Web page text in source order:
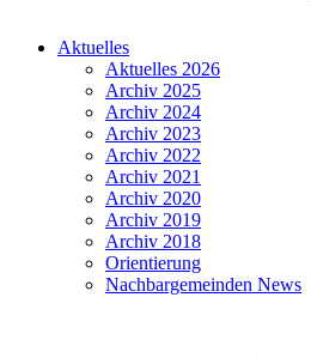
Aktuelles
Aktuelles 2026
Archiv 2025
Archiv 2024
Archiv 2023
Archiv 2022
Archiv 2021
Archiv 2020
Archiv 2019
Archiv 2018
Orientierung
Nachbargemeinden News